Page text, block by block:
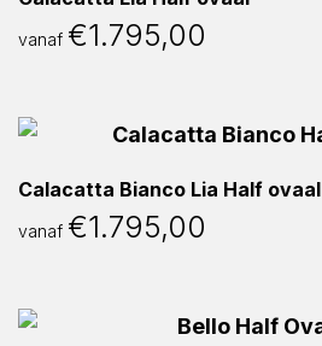
vanaf €1.795,00
Calacatta Bianco Lia Half ovaal
vanaf €1.795,00